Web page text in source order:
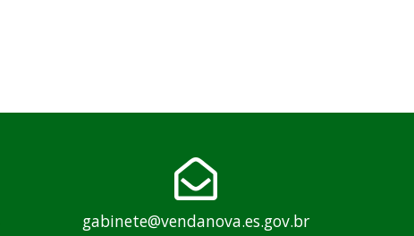
gabinete@vendanova.es.gov.br